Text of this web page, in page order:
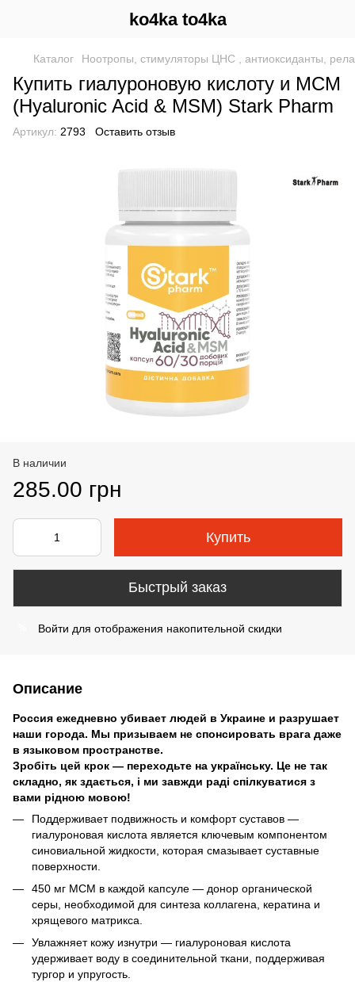
ko4ka to4ka
Каталог Ноотропы, стимуляторы ЦНС , антиоксиданты,
Купить гиалуроновую кислоту и МСМ
(Hyaluronic Acid & MSM) Stark Pharm
Артикул: 2793 Оставить отзыв
В наличии
285.00 грн
Купить
Быстрый заказ
Войти для отображения накопительной скидки
Описание
Россия ежедневно убивает людей в Украине и разрушает
наши города. Мы призываем не спонсировать врага даже
в языковом пространстве.
Зробіть цей крок — переходьте на українську. Це не так
складно, як здається, і ми завжди раді спілкуватися з
вами рідною мовою!
Поддерживает подвижность и комфорт суставов —
гиалуроновая кислота является ключевым компонентом
синовиальной жидкости, которая смазывает суставные
поверхности.
450 мг МСМ в каждой капсуле — донор органической
серы, необходимой для синтеза коллагена, кератина и
хрящевого матрикса.
Увлажняет кожу изнутри — гиалуроновая кислота
удерживает воду в соединительной ткани, поддерживая
тургор и упругость.